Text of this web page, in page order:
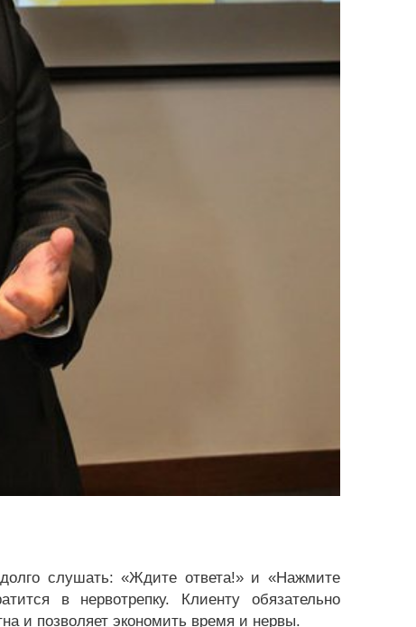
слушать: «Ждите ответа!» и «Нажмите
в нервотрепку. Клиенту обязательно
и позволяет экономить время и нервы.